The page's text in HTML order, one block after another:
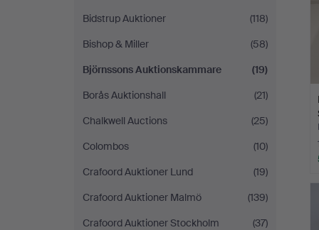
Bidstrup Auktioner
(118)
Bishop & Miller
(58)
Björnssons Auktionskammare
(19)
Borås Auktionshall
(21)
Chalkwell Auctions
(25)
Colombos
(10)
Crafoord Auktioner Lund
(19)
Crafoord Auktioner Malmö
(139)
Crafoord Auktioner Stockholm
(37)